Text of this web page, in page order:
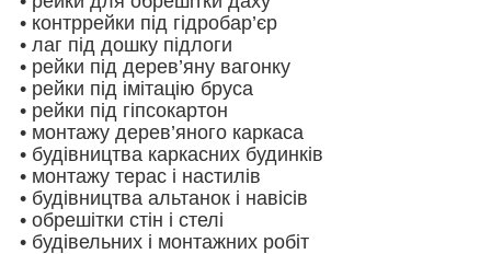
• контррейки під гідробар’єр
• лаг під дошку підлоги
• рейки під дерев’яну вагонку
• рейки під імітацію бруса
• рейки під гіпсокартон
• монтажу дерев’яного каркаса
• будівництва каркасних будинків
• монтажу терас і настилів
• будівництва альтанок і навісів
• обрешітки стін і стелі
• будівельних і монтажних робіт